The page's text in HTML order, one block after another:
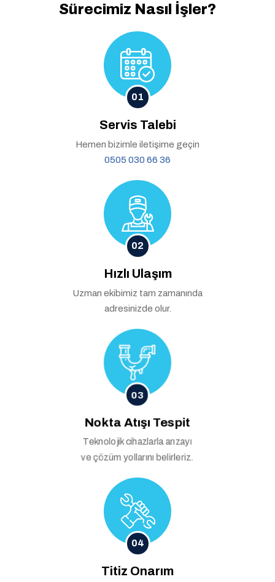
Sürecimiz Nasıl İşler?
01
Servis Talebi
Hemen bizimle iletişime geçin
0505 030 66 36
02
Hızlı Ulaşım
Uzman ekibimiz tam zamanında
adresinizde olur.
03
Nokta Atışı Tespit
Teknolojik cihazlarla arızayı
ve çözüm yollarını belirleriz.
04
Titiz Onarım